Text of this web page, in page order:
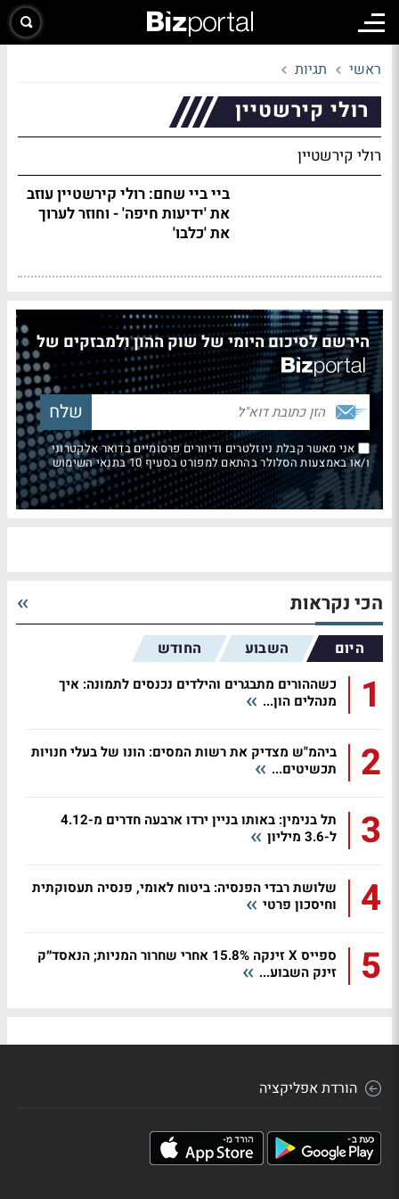
ראשי תגיות
רולי קירשטיין
רולי קירשטיין
ביי ביי שחם: רולי קירשטיין עוזב
את 'ידיעות חיפה' - וחוזר לערוך
את 'כלבו'
הירשם לסיכום היומי של שוק ההון ולמבזקים של
אני מאשר קבלת ניוזלטרים ודיוורים פרסומיים בדואר אלקטרוני
ו/או באמצעות הסלולר בהתאם למפורט בסעיף 10 בתנאי השימוש
הכי נקראות
היום השבוע החודש
1
כשההורים מתבגרים והילדים נכנסים לתמונה: איך
מנהלים הון...
2
ביהמ"ש מצדיק את רשות המסים: הונו של בעלי חנויות
תכשיטים...
3
תל בנימין: באותו בניין ירדו ארבעה חדרים מ-4.12
ל-3.6 מיליון
4
שלושת רבדי הפנסיה: ביטוח לאומי, פנסיה תעסוקתית
וחיסכון פרטי
5
ספייס X זינקה 15.8% אחרי שחרור המניות; הנאסד״ק
זינק השבוע...
הורדת אפליקציה